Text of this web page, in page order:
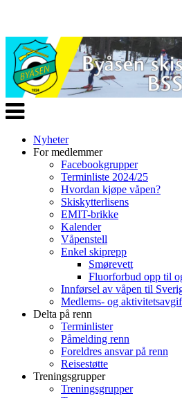
Veksle
navigasjon
Nyheter
For medlemmer
Facebookgrupper
Terminliste 2024/25
Hvordan kjøpe våpen?
Skiskytterlisens
EMIT-brikke
Kalender
Våpenstell
Enkel skiprepp
Smørevett
Fluorforbud opp til
Innførsel av våpen til
Medlems- og
Delta på renn
Terminlister
Påmelding renn
Foreldres ansvar på renn
Reisestøtte
Treningsgrupper
Treningsgrupper